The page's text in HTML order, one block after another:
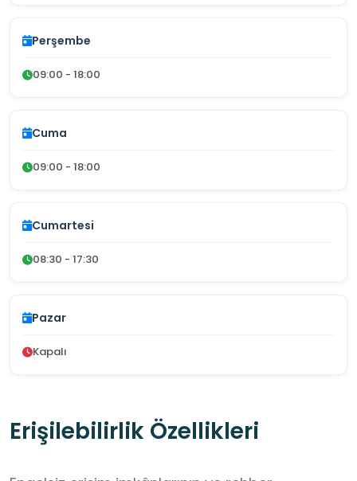
Perşembe
09:00 - 18:00
Cuma
09:00 - 18:00
Cumartesi
08:30 - 17:30
Pazar
Kapalı
Erişilebilirlik Özellikleri